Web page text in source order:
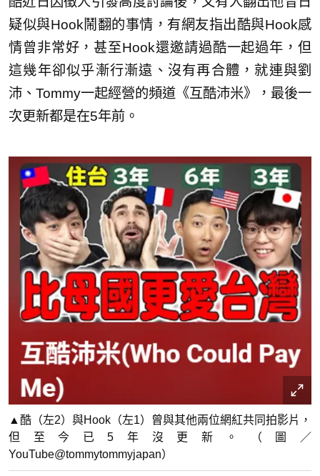
疑似與Hook鬧翻的事情，有網友指出酷與Hook感
情曾非常好，甚至Hook還邀請過酷一起過年，但
這幾年卻似乎漸行漸遠、沒有再合體，就連與劉
沛、Tommy一起經營的頻道《互酷沛米》，最後一
次更新都是在5年前。
▲酷（左2）與Hook（左1）曾與其他兩位網紅共同拍影片，
但至今已5年沒更新。（圖／
YouTube@tommytommyjapan）